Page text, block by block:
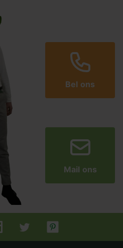
Bel ons
Mail ons
op Facebookop Instagram
Tuincentrum.nl op Twitter
Tuincentrum.nl op